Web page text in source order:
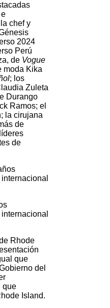
chef y
2024
Perú
de Vogue
moda Kika
; los
Zuleta
Durango
Ramos; el
la cirujana
de
de
Rhode
que
del
que
Island.